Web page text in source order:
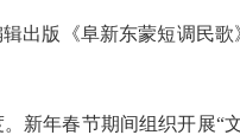
出版《阜新东蒙短调民
年春节期间组织开展“